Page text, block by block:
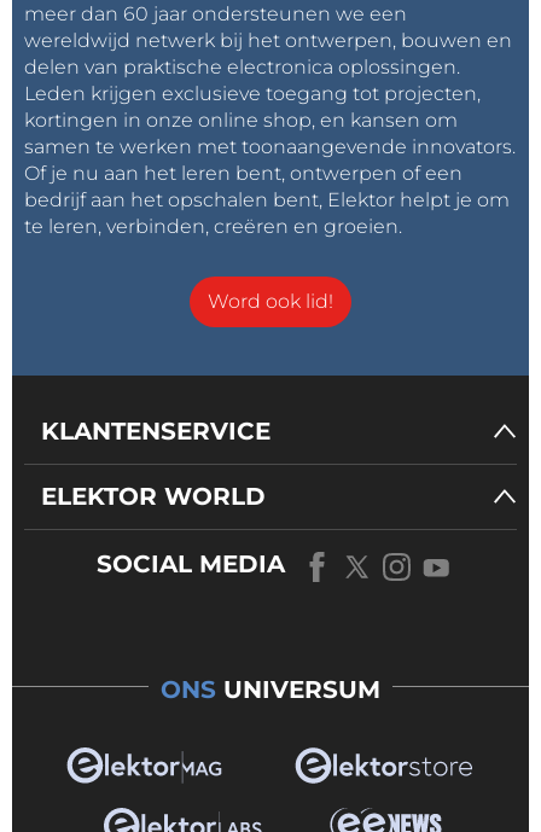
meer dan 60 jaar ondersteunen we een
wereldwijd netwerk bij het ontwerpen, bouwen en
delen van praktische electronica oplossingen.
Leden krijgen exclusieve toegang tot projecten,
kortingen in onze online shop, en kansen om
samen te werken met toonaangevende innovators.
Of je nu aan het leren bent, ontwerpen of een
bedrijf aan het opschalen bent, Elektor helpt je om
te leren, verbinden, creëren en groeien.
Word ook lid!
KLANTENSERVICE
ELEKTOR WORLD
SOCIAL MEDIA
ONS UNIVERSUM